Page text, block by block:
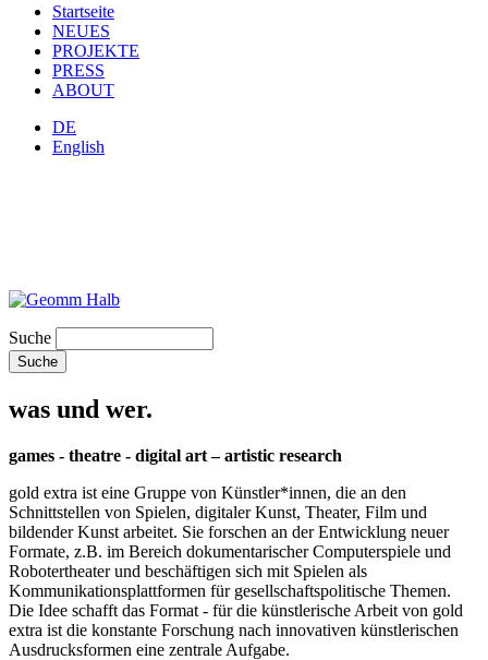
Startseite
NEUES
PROJEKTE
PRESS
ABOUT
DE
English
Suche
was und wer.
games - theatre - digital art – artistic research
gold extra ist eine Gruppe von Künstler*innen, die an den
Schnittstellen von Spielen, digitaler Kunst, Theater, Film und
bildender Kunst arbeitet. Sie forschen an der Entwicklung neuer
Formate, z.B. im Bereich dokumentarischer Computerspiele und
Robotertheater und beschäftigen sich mit Spielen als
Kommunikationsplattformen für gesellschaftspolitische Themen.
Die Idee schafft das Format - für die künstlerische Arbeit von gold
extra ist die konstante Forschung nach innovativen künstlerischen
Ausdrucksformen eine zentrale Aufgabe.